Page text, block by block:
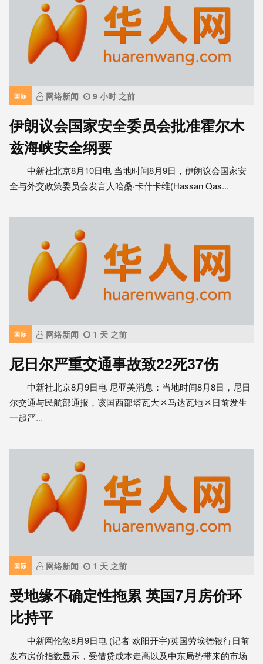
国际 网络新闻 9 小时 之前
伊朗议会国家安全委员会批准霍尔木
兹海峡安全纲要
中新社北京8月10日电 当地时间8月9日，伊朗议会国家安
全与外交政策委员会发言人哈桑·卡什卡维(Hassan Qas...
国际 网络新闻 1 天 之前
尼日尔严重交通事故致22死37伤
中新社北京8月9日电 尼亚美消息：当地时间8月8日，尼日
尔交通与民航部通报，该国西部塔瓦大区马达瓦地区日前发生
一起严...
国际 网络新闻 1 天 之前
受地缘不确定性拖累 英国7月房价环
比持平
中新网伦敦8月9日电 (记者 欧阳开宇)英国劳埃德银行日前
发布房价指数显示，受借贷成本走高以及中东局势带来的市场